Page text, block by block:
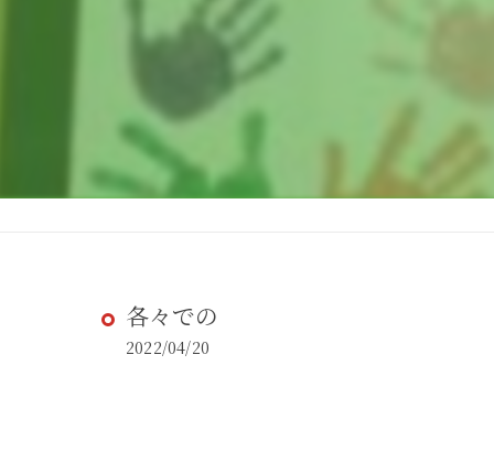
各々での
2022/04/20